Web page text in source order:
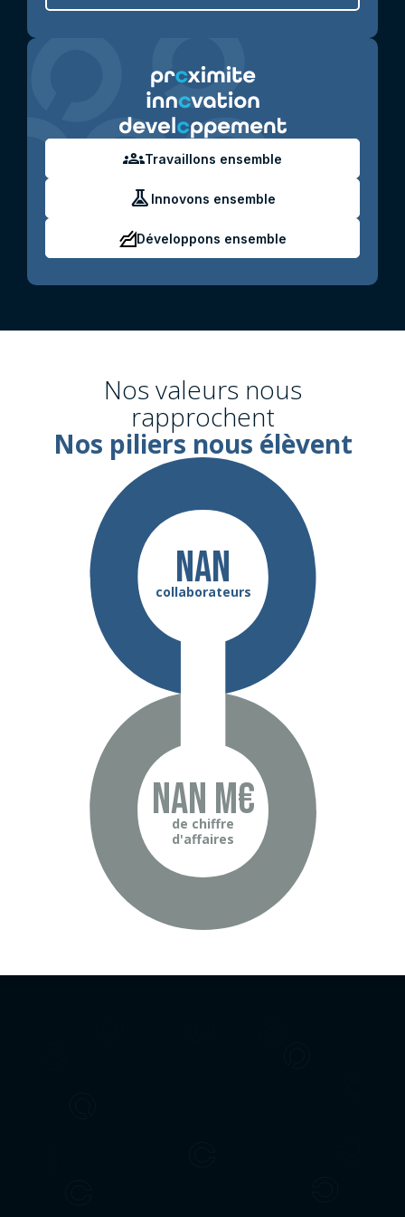
groupsTravaillons ensemble
experiment Innovons ensemble
Développons ensemble
Nos valeurs nous
rapprochent
Nos piliers nous élèvent
NaN
collaborateurs
NaN m€
de chiffre
d'affaires